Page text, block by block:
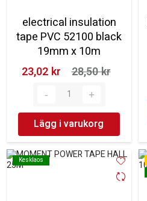
electrical insulation
tape PVC 52100 black
19mm x 10m
23,02 kr‎
28,50 kr‎
Lägg i varukorg
Kesklaos
Kesklaos